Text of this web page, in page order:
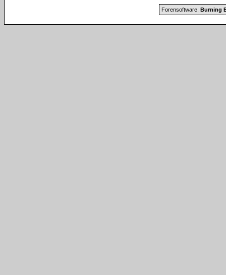
Forensoftware: Burning